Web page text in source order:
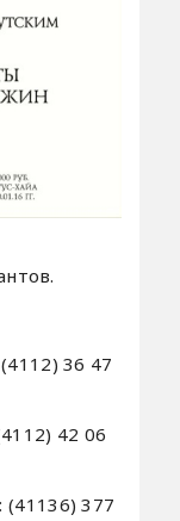
36 47
42 06
(41136) 377